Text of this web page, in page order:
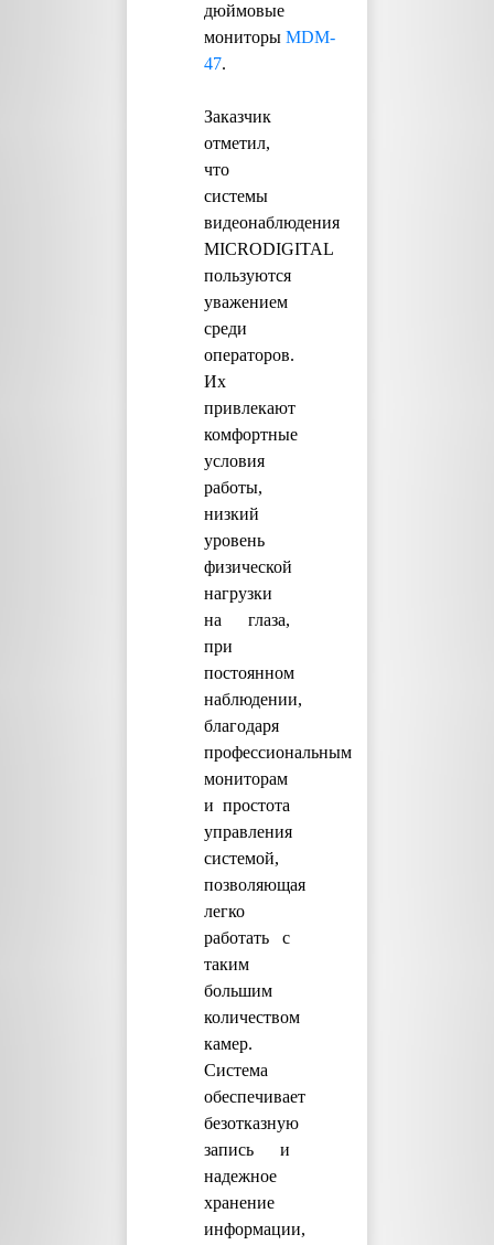
дюймовые
мониторы MDM-
47.
Заказчик
отметил,
что
системы
видеонаблюдения
MICRODIGITAL
пользуются
уважением
среди
операторов.
Их
привлекают
комфортные
условия
работы,
низкий
уровень
физической
нагрузки
на глаза,
при
постоянном
наблюдении,
благодаря
профессиональным
мониторам
и простота
управления
системой,
позволяющая
легко
работать с
таким
большим
количеством
камер.
Система
обеспечивает
безотказную
запись и
надежное
хранение
информации,